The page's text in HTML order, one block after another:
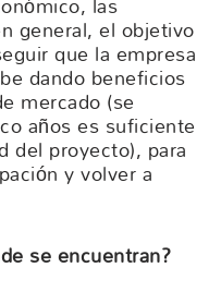
general, el objetivo
que la empresa
dando beneficios
mercado (se
años es suficiente
del proyecto), para
y volver a
se encuentran?